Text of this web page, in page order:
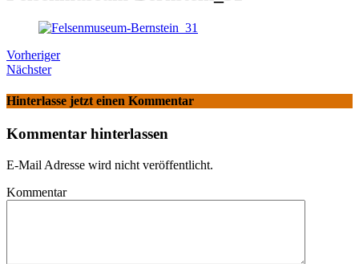
Vorheriger
Nächster
Hinterlasse jetzt einen Kommentar
Kommentar hinterlassen
E-Mail Adresse wird nicht veröffentlicht.
Kommentar